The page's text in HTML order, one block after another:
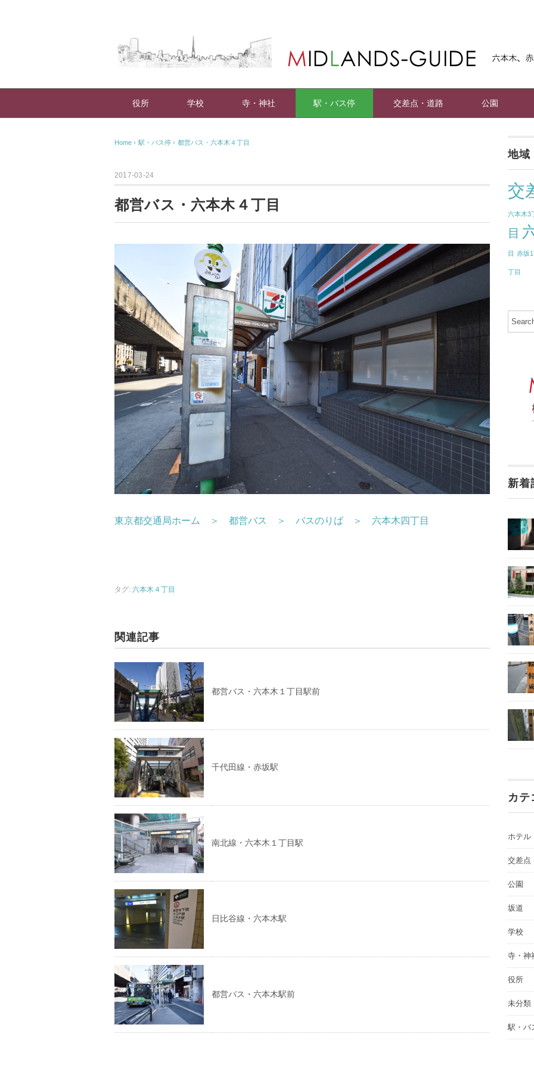
役所 学校 寺・神社 駅・バス停 交差点・道路 公園
Home › 駅・バス停 › 都営バス・六本木４丁目
2017-03-24
都営バス・六本木４丁目
東京都交通局ホーム ＞ 都営バス ＞ バスのりば ＞ 六本木四丁目
タグ: 六本木４丁目
関連記事
都営バス・六本木１丁目駅前
千代田線・赤坂駅
南北線・六本木１丁目駅
日比谷線・六本木駅
都営バス・六本木駅前
地域
交
六本木3
目
目 赤坂
丁目
新着
カテ
ホテル
交差点
公園
坂道
学校
寺・神
役所
未分類
駅・バ